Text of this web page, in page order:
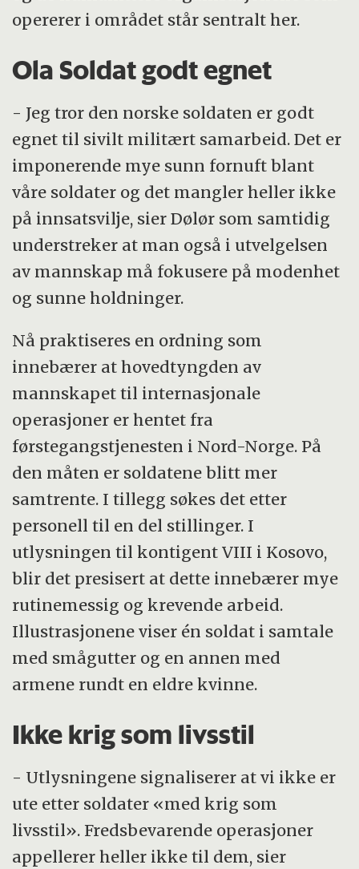
opererer i området står sentralt her.
Ola Soldat godt egnet
- Jeg tror den norske soldaten er godt
egnet til sivilt militært samarbeid. Det er
imponerende mye sunn fornuft blant
våre soldater og det mangler heller ikke
på innsatsvilje, sier Dølør som samtidig
understreker at man også i utvelgelsen
av mannskap må fokusere på modenhet
og sunne holdninger.
Nå praktiseres en ordning som
innebærer at hovedtyngden av
mannskapet til internasjonale
operasjoner er hentet fra
førstegangstjenesten i Nord-Norge. På
den måten er soldatene blitt mer
samtrente. I tillegg søkes det etter
personell til en del stillinger. I
utlysningen til kontigent VIII i Kosovo,
blir det presisert at dette innebærer mye
rutinemessig og krevende arbeid.
Illustrasjonene viser én soldat i samtale
med smågutter og en annen med
armene rundt en eldre kvinne.
Ikke krig som livsstil
- Utlysningene signaliserer at vi ikke er
ute etter soldater «med krig som
livsstil». Fredsbevarende operasjoner
appellerer heller ikke til dem, sier